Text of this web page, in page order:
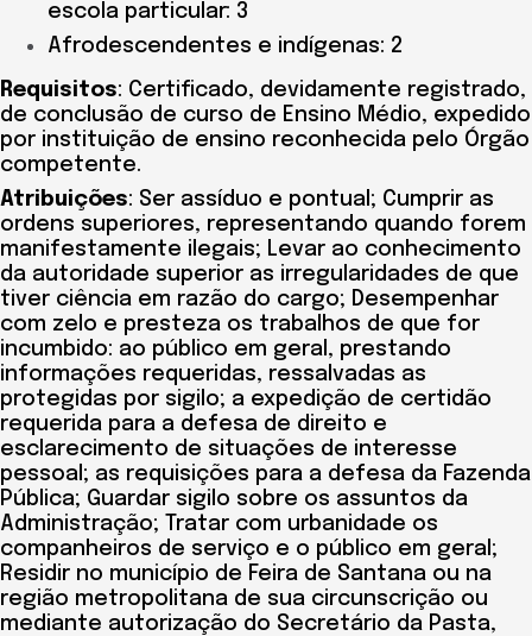
escola particular: 3
Afrodescendentes e indígenas: 2
Requisitos: Certificado, devidamente registrado,
de conclusão de curso de Ensino Médio, expedido
por instituição de ensino reconhecida pelo Órgão
competente.
Atribuições: Ser assíduo e pontual; Cumprir as
ordens superiores, representando quando forem
manifestamente ilegais; Levar ao conhecimento
da autoridade superior as irregularidades de que
tiver ciência em razão do cargo; Desempenhar
com zelo e presteza os trabalhos de que for
incumbido: ao público em geral, prestando
informações requeridas, ressalvadas as
protegidas por sigilo; a expedição de certidão
requerida para a defesa de direito e
esclarecimento de situações de interesse
pessoal; as requisições para a defesa da Fazenda
Pública; Guardar sigilo sobre os assuntos da
Administração; Tratar com urbanidade os
companheiros de serviço e o público em geral;
Residir no município de Feira de Santana ou na
região metropolitana de sua circunscrição ou
mediante autorização do Secretário da Pasta,